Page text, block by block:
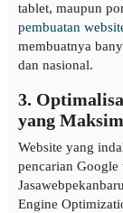
tablet, maupun
pembuatan
membuatnya
dan nasional.
3.
yang
Website yang
pencarian
Engine